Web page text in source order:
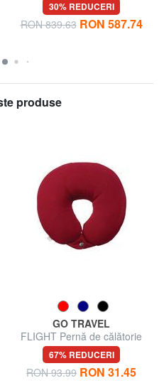
ușoare
30% REDUCERI
RON 839.63 RON 587.74
produse
GO TRAVEL
FLIGHT Pernă de călătorie
67% REDUCERI
RON 93.99 RON 31.45